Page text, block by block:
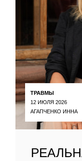
ТРАВМЫ
12 ИЮЛЯ 2026
АГАПЧЕНКО ИННА